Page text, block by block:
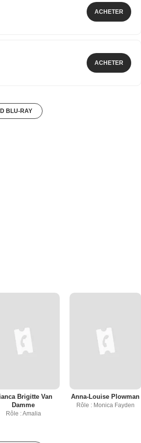
ACHETER
ACHETER
BLU-RAY
Brigitte Van
Damme
Rôle : Amalia
Anna-Louise Plowman
Rôle : Monica Fayden